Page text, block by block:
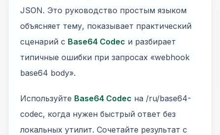
JSON. Это руководство простым языком
объясняет тему, показывает практический
сценарий с Base64 Codec и разбирает
типичные ошибки при запросах «webhook
base64 body».
Используйте Base64 Codec на /ru/base64-
codec, когда нужен быстрый ответ без
локальных утилит. Сочетайте результат с